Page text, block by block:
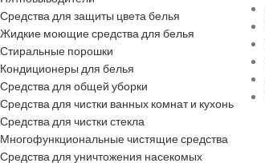
Средства для защиты цвета белья
Жидкие моющие средства для белья
Стиральные порошки
Кондиционеры для белья
Средства для общей уборки
Средства для чистки ванных комнат и кухонь
Средства для чистки стекла
Многофункциональные чистящие средства
Средства для уничтожения насекомых